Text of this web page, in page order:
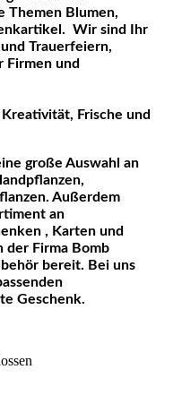
Themen Blumen,
Wir sind Ihr
Trauerfeiern,
Firmen und
Frische und
große Auswahl an
Außerdem
an
, Karten und
der Firma Bomb
bereit. Bei uns
Geschenk.